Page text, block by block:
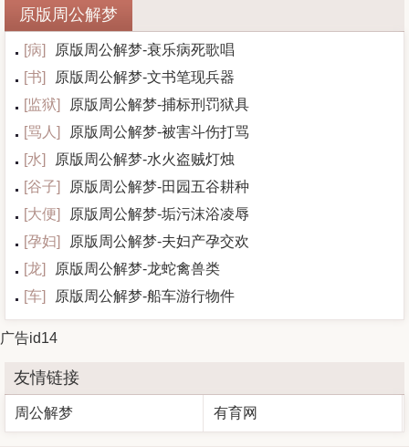
原版周公解梦
[病]
原版周公解梦-衰乐病死歌唱
[书]
原版周公解梦-文书笔现兵器
[监狱]
原版周公解梦-捕标刑罚狱具
[骂人 ]
原版周公解梦-被害斗伤打骂
[水]
原版周公解梦-水火盗贼灯烛
[谷子]
原版周公解梦-田园五谷耕种
[大便]
原版周公解梦-垢污沫浴凌辱
[孕妇]
原版周公解梦-夫妇产孕交欢
[龙]
原版周公解梦-龙蛇禽兽类
[车] 原版周公解梦-船车游行物件
广告id14
友情链接
周公解梦 有育网